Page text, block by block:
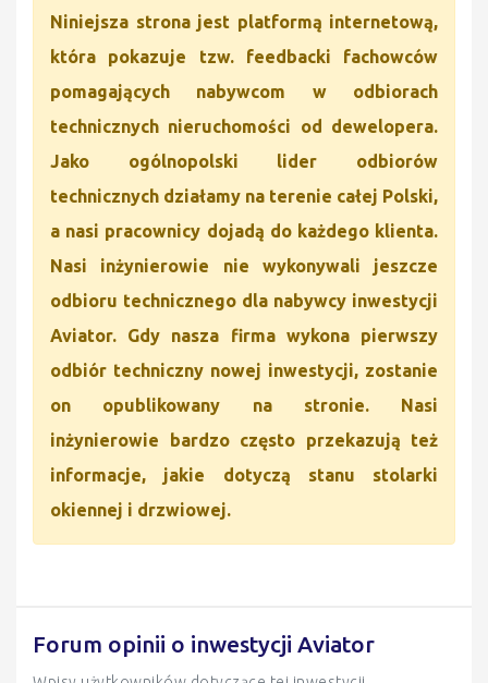
Niniejsza strona jest platformą internetową,
która pokazuje tzw. feedbacki fachowców
pomagających nabywcom w odbiorach
technicznych nieruchomości od dewelopera.
Jako ogólnopolski lider odbiorów
technicznych działamy na terenie całej Polski,
a nasi pracownicy dojadą do każdego klienta.
Nasi inżynierowie nie wykonywali jeszcze
odbioru technicznego dla nabywcy inwestycji
Aviator. Gdy nasza firma wykona pierwszy
odbiór techniczny nowej inwestycji, zostanie
on opublikowany na stronie. Nasi
inżynierowie bardzo często przekazują też
informacje, jakie dotyczą stanu stolarki
okiennej i drzwiowej.
Forum opinii o inwestycji Aviator